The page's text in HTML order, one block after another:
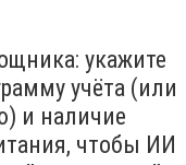
укажите
учёта (или
и наличие
чтобы ИИ